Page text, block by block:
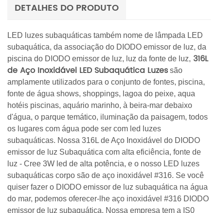
DETALHES DO PRODUTO
LED luzes subaquáticas também nome de lâmpada LED
subaquática, da associação do DIODO emissor de luz, da
piscina do DIODO emissor de luz, luz da fonte de luz, 316L
de Aço Inoxidável LED Subaquática Luzes são
amplamente utilizados para o conjunto de fontes, piscina,
fonte de água shows, shoppings, lagoa do peixe, aqua
hotéis piscinas, aquário marinho, à beira-mar debaixo
d'água, o parque temático, iluminação da paisagem, todos
os lugares com água pode ser com led luzes
subaquáticas. Nossa 316L de Aço Inoxidável do DIODO
emissor de luz Subaquática com alta eficiência, fonte de
luz - Cree 3W led de alta potência, e o nosso LED luzes
subaquáticas corpo são de aço inoxidável #316. Se você
quiser fazer o DIODO emissor de luz subaquática na água
do mar, podemos oferecer-lhe aço inoxidável #316 DIODO
emissor de luz subaquática. Nossa empresa tem a IS0